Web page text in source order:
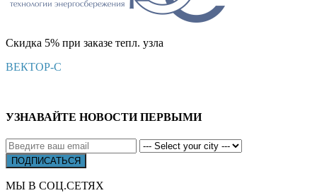
Скидка 5% при заказе тепл. узла
ВЕКТОР-С
УЗНАВАЙТЕ НОВОСТИ ПЕРВЫМИ
МЫ В СОЦ.СЕТЯХ